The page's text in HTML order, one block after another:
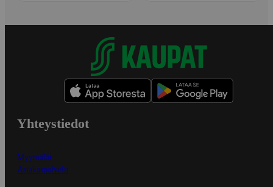
Yhteystiedot
Myymälät
Asiakaspalvelu